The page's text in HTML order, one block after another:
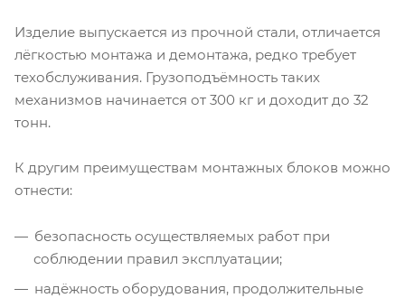
Изделие выпускается из прочной стали, отличается
лёгкостью монтажа и демонтажа, редко требует
техобслуживания. Грузоподъёмность таких
механизмов начинается от 300 кг и доходит до 32
тонн.
К другим преимуществам монтажных блоков можно
отнести:
безопасность осуществляемых работ при
соблюдении правил эксплуатации;
надёжность оборудования, продолжительные